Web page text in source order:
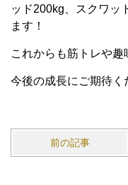
ッド200kg、スクワッ
ます！
これからも筋トレや趣
今後の成長にご期待く
前の記事